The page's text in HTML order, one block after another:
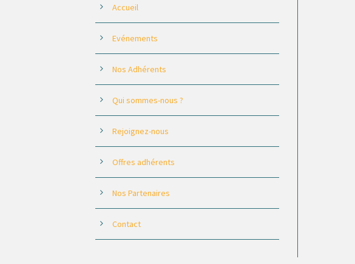
Accueil
Evénements
Nos Adhérents
Qui sommes-nous ?
Rejoignez-nous
Offres adhérents
Nos Partenaires
Contact